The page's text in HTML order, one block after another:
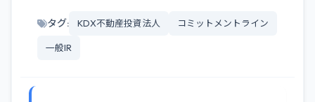
タグ: KDX不動産投資法人 コミットメントライン
一般IR